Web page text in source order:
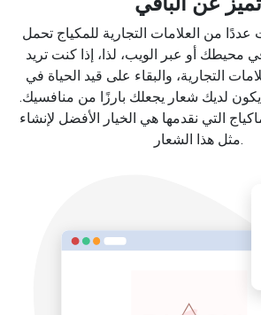
من العلامات التجارية للمكياج تحمل
محيطك أو عبر الويب، لذا، إذا كنت تريد
التجارية، والبقاء على قيد الحياة في
لديك شعار يجعلك بارزًا من منافسيك.
التي نقدمها هي الخيار الأفضل لإنشاء
مثل هذا الشعار.